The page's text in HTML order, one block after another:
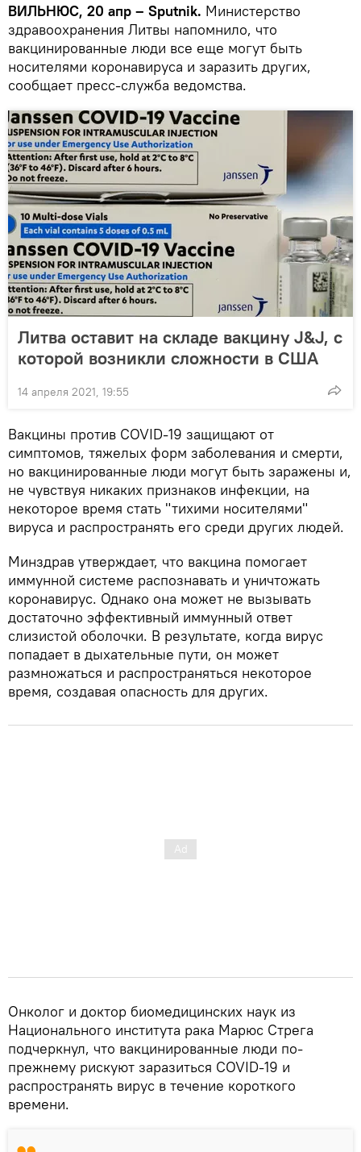
ВИЛЬНЮС, 20 апр – Sputnik. Министерство
здравоохранения Литвы напомнило, что
вакцинированные люди все еще могут быть
носителями коронавируса и заразить других,
сообщает пресс-служба ведомства.
Литва оставит на складе вакцину J&J, с
которой возникли сложности в США
14 апреля 2021, 19:55
Вакцины против COVID-19 защищают от
симптомов, тяжелых форм заболевания и смерти,
но вакцинированные люди могут быть заражены и,
не чувствуя никаких признаков инфекции, на
некоторое время стать "тихими носителями"
вируса и распространять его среди других людей.
Минздрав утверждает, что вакцина помогает
иммунной системе распознавать и уничтожать
коронавирус. Однако она может не вызывать
достаточно эффективный иммунный ответ
слизистой оболочки. В результате, когда вирус
попадает в дыхательные пути, он может
размножаться и распространяться некоторое
время, создавая опасность для других.
Онколог и доктор биомедицинских наук из
Национального института рака Марюс Стрега
подчеркнул, что вакцинированные люди по-
прежнему рискуют заразиться COVID-19 и
распространять вирус в течение короткого
времени.